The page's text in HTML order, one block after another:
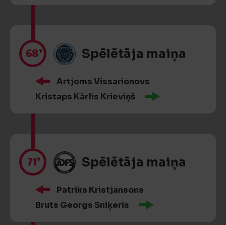
68’ Spēlētāja maiņa
Artjoms Vissarionovs
Kristaps Kārlis Krieviņš
71’ Spēlētāja maiņa
Patriks Kristjansons
Bruts Georgs Sniķeris